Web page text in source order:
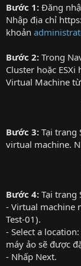
Bước 1: Đăng
Nhập địa chỉ
khoản
Bước 2: Trong
Cluster hoặc
Virtual Machine
Bước 3: Tại trang
virtual machine.
Bước 4: Tại trang
- Virtual machine
Test-01).
- Select a
máy ảo sẽ được
- Nhấp Next.